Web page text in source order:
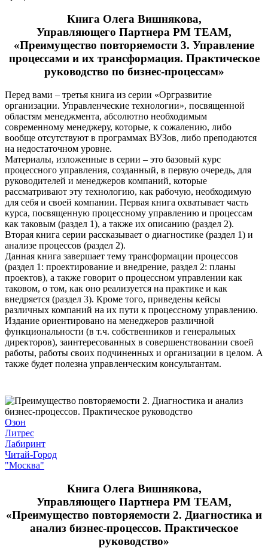
Книга Олега Вишнякова,
Управляющего Партнера PM TEAM,
«Преимущество повторяемости 3. Управление
процессами и их трансформация. Практическое
руководство по бизнес-процессам»
Перед вами – третья книга из серии «Оргразвитие
организации. Управленческие технологии», посвященной
областям менеджмента, абсолютно необходимым
современному менеджеру, которые, к сожалению, либо
вообще отсутствуют в программах ВУЗов, либо преподаются
на недостаточном уровне.
Материалы, изложенные в серии – это базовый курс
процессного управления, созданный, в первую очередь, для
руководителей и менеджеров компаний, которые
рассматривают эту технологию, как рабочую, необходимую
для себя и своей компании. Первая книга охватывает часть
курса, посвященную процессному управлению и процессам
как таковым (раздел 1), а также их описанию (раздел 2).
Вторая книга серии рассказывает о диагностике (раздел 1) и
анализе процессов (раздел 2).
Данная книга завершает тему трансформации процессов
(раздел 1: проектирование и внедрение, раздел 2: планы
проектов), а также говорит о процессном управлении как
таковом, о том, как оно реализуется на практике и как
внедряется (раздел 3). Кроме того, приведены кейсы
различных компаний на их пути к процессному управлению.
Издание ориентировано на менеджеров различной
функциональности (в т.ч. собственников и генеральных
директоров), заинтересованных в совершенствовании своей
работы, работы своих подчиненных и организации в целом. А
также будет полезна управленческим консультантам.
Озон
Литрес
Лабиринт
Читай-Город
"Москва"
Книга Олега Вишнякова,
Управляющего Партнера PM TEAM,
«Преимущество повторяемости 2. Диагностика и
анализ бизнес-процессов. Практическое
руководство»